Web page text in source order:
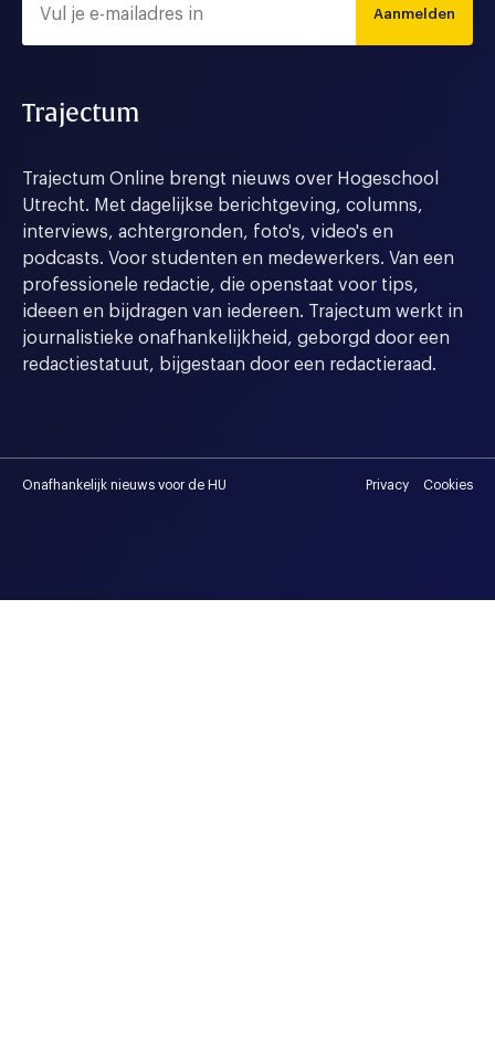
Aanmelden
Trajectum
Trajectum Online brengt nieuws over Hogeschool
Utrecht. Met dagelijkse berichtgeving, columns,
interviews, achtergronden, foto's, video's en
podcasts. Voor studenten en medewerkers. Van een
professionele redactie, die openstaat voor tips,
ideeen en bijdragen van iedereen. Trajectum werkt in
journalistieke onafhankelijkheid, geborgd door een
redactiestatuut, bijgestaan door een redactieraad.
Onafhankelijk nieuws voor de HU Privacy Cookies